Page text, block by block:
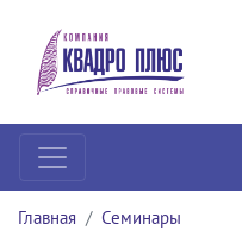
Главная
Семинары